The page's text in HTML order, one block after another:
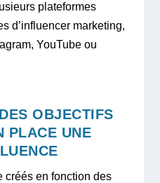
plateformes
d’influencer marketing,
YouTube ou
OBJECTIFS
PLACE UNE
créés en fonction des